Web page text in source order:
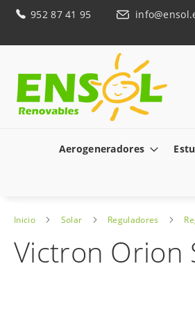
Ir
952 87 41 95
Aerogeneradores
Inicio Solar Reguladores
Victron Orion